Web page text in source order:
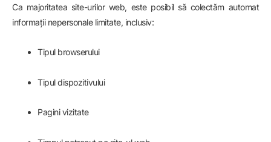
Ca majoritatea site-urilor web, este posibil să colectăm automat
informații nepersonale limitate, inclusiv:
Tipul browserului
Tipul dispozitivului
Pagini vizitate